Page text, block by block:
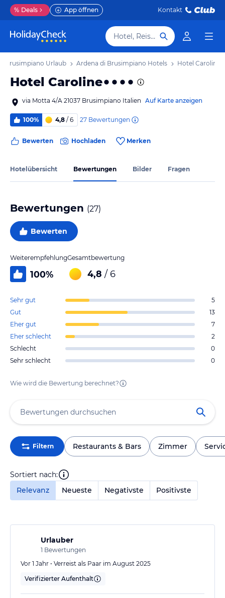
% Deals App öffnen Kontakt
Hotel, Reiseziel
Brusimpiano Urlaub Ardena di Brusimpiano Hotels Hotel Caroline
Hotel Caroline
via Motta 4/A 21037 Brusimpiano Italien Auf Karte anzeigen
100% 4,8 / 6 27 Bewertungen
Bewerten Hochladen Merken
Hotelübersicht Bewertungen Bilder Fragen
Bewertungen (27)
Bewerten
Weiterempfehlung
100%
Gesamtbewertung
4,8 / 6
Sehr gut
5
Gut
13
Eher gut
7
Eher schlecht
2
Schlecht
0
Sehr schlecht
0
Wie wird die Bewertung berechnet?
Filtern Restaurants & Bars Zimmer
Sortiert nach:
Relevanz
Neueste Negativste Positivste
Urlauber
1 Bewertungen
Vor 1 Jahr • Verreist als Paar im August 2025
Verifizierter Aufenthalt